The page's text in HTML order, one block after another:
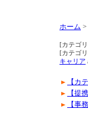
ホーム >
[カテゴ
[カテゴ
キャリア
【カ
【提
【事